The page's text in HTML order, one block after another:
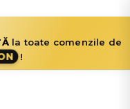
la toate comenzile de
!